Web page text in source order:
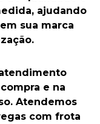
ajudando
sua marca
e na
Atendemos
com frota